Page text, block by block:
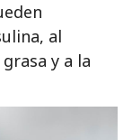
al
y a la